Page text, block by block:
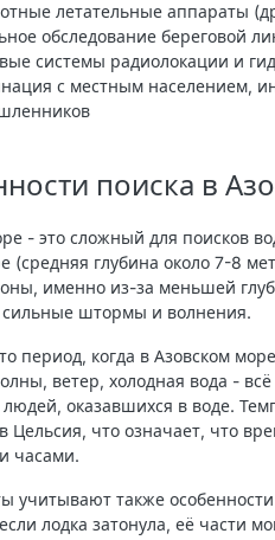
летательные аппараты
обследование береговой
системы радиолокации и
с местным населением,
поиска в
- это сложный для поисков
(средняя глубина около 7-8
именно из-за меньшей
сильные штормы и волнения.
период, когда в Азовском
ветер, холодная вода - всё
оказавшихся в воде.
Цельсия, что означает, что
часами.
учитывают также
лодка затонула, её части